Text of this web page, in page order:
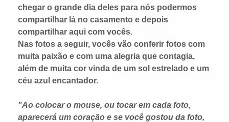
chegar o grande dia deles para nós podermos
compartilhar lá no casamento e depois
compartilhar aqui com vocês.
Nas fotos a seguir, vocês vão conferir fotos com
muita paixão e com uma alegria que contagia,
além de muita cor vinda de um sol estrelado e um
céu azul encantador.
"Ao colocar o mouse, ou tocar em cada foto,
aparecerá um coração e se você gostou da foto,